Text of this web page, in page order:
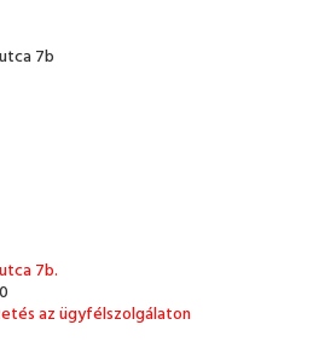
7b
7b.
az ügyfélszolgálaton